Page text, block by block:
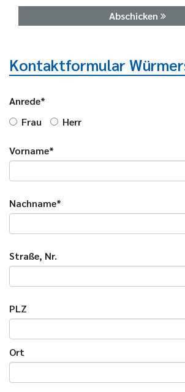
Abschicken
Kontaktformular
Anrede*
Frau
Herr
Vorname*
Nachname*
Straße, Nr.
PLZ
Ort